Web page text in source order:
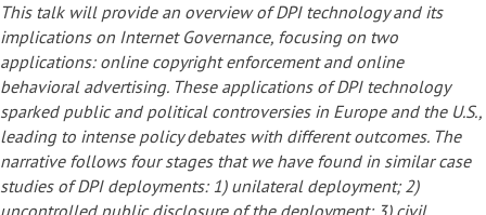
This talk will provide an overview of DPI technology and its
implications on Internet Governance, focusing on two
applications: online copyright enforcement and online
behavioral advertising. These applications of DPI technology
sparked public and political controversies in Europe and the U.S.,
leading to intense policy debates with different outcomes. The
narrative follows four stages that we have found in similar case
studies of DPI deployments: 1) unilateral deployment; 2)